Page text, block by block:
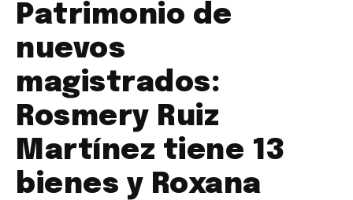
Patrimonio de
nuevos
magistrados:
Rosmery Ruiz
Martínez tiene 13
bienes y Roxana